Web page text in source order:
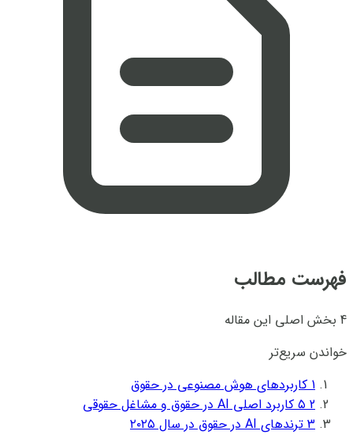
فهرست مطالب
4 بخش اصلی این مقاله
خواندن سریع‌تر
1 کاربردهای هوش مصنوعی در حقوق
2 ۵ کاربرد اصلی AI در حقوق و مشاغل حقوقی
3 ترندهای AI در حقوق در سال ۲۰۲۵